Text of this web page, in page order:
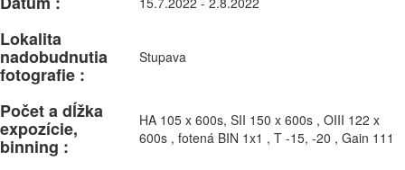
Lokalita
nadobudnutia
fotografie :
Stupava
Počet a dĺžka
expozície,
binning :
HA 105 x 600s, SII 150 x 600s , OIII 122 x
600s , fotená BIN 1x1 , T -15, -20 , Gain 111